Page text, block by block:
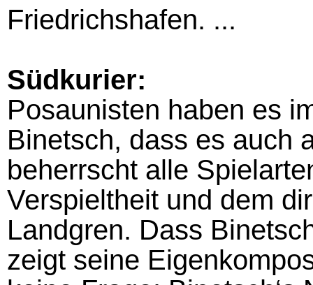
Friedrichshafen. ...
Südkurier:
Posaunisten haben es
Binetsch, dass es auch
beherrscht alle
Verspieltheit und dem
Landgren. Dass
zeigt seine